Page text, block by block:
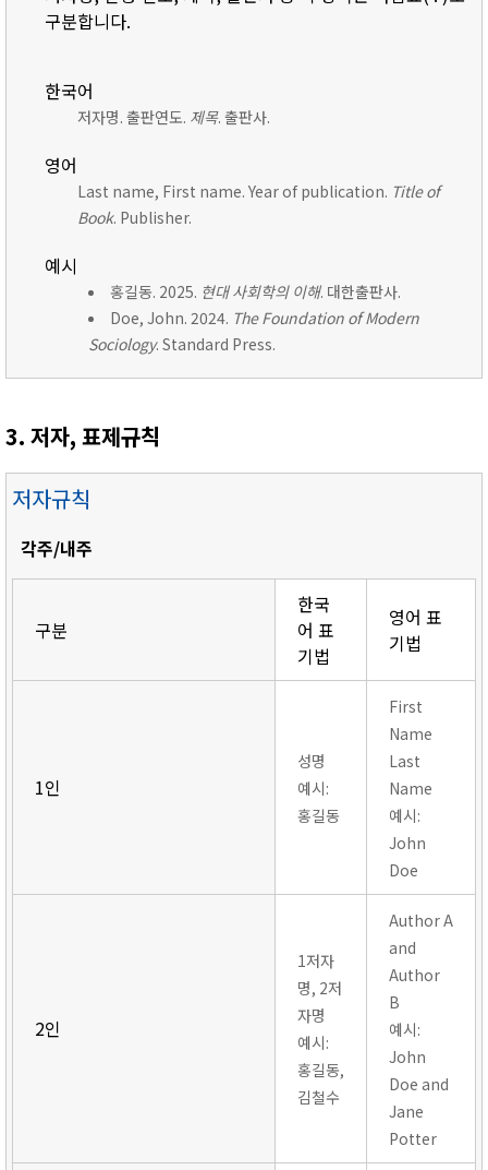
구분합니다.
한국어
저자명. 출판연도. 제목. 출판사.
영어
Last name, First name. Year of publication. Title of
Book. Publisher.
예시
홍길동. 2025. 현대 사회학의 이해. 대한출판사.
Doe, John. 2024. The Foundation of Modern
Sociology. Standard Press.
3. 저자, 표제규칙
저자규칙
각주/내주
구분
한국
어 표
기법
영어 표
기법
1인
성명
예시:
홍길동
First
Name
Last
Name
예시:
John
Doe
2인
1저자
명, 2저
자명
예시:
홍길동,
김철수
Author A
and
Author
B
예시:
John
Doe and
Jane
Potter